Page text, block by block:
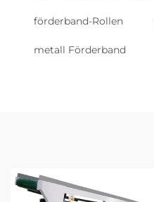
förderband-Rollen
metall Förderband